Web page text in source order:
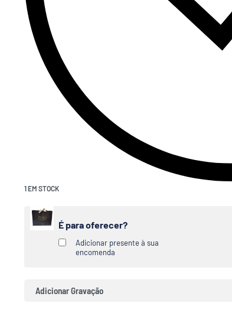
1 EM STOCK
É para oferecer?
Adicionar presente à sua
encomenda
Adicionar Gravação